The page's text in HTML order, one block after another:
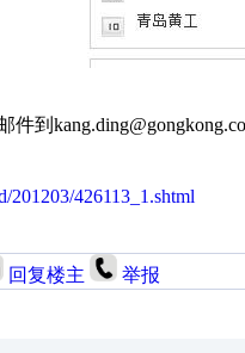
到
201203/426113_1.shtml
回复楼主 举报